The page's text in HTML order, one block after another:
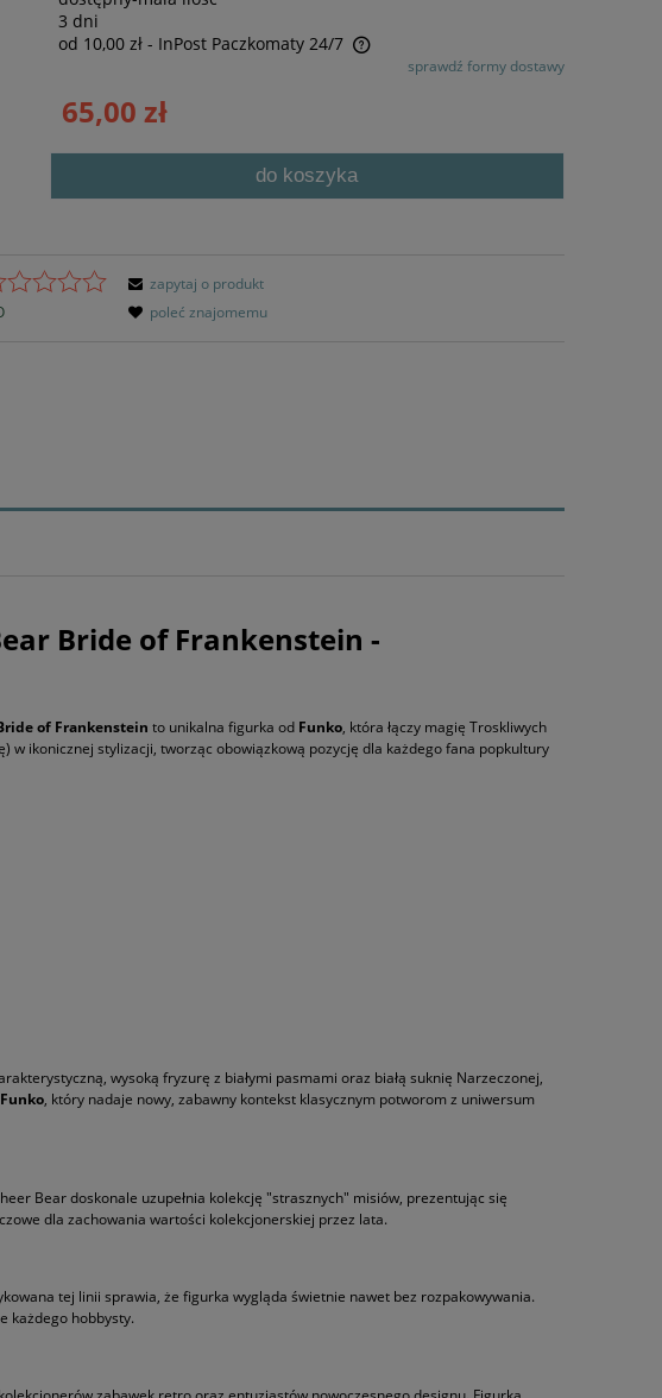
3 dni
od 10,00 zł - InPost Paczkomaty 24/7
Cena nie zawiera ewentualnych kosztów
płatności
sprawdź formy dostawy
65,00 zł
do koszyka
zapytaj o produkt
poleć znajomemu
Bride of Frankenstein -
of Frankenstein to unikalna figurka od Funko, która łączy magię Troskliwych
ikonicznej stylizacji, tworząc obowiązkową pozycję dla każdego fana popkultury
wysoką fryzurę z białymi pasmami oraz białą suknię Narzeczonej,
Funko, który nadaje nowy, zabawny kontekst klasycznym potworom z uniwersum
Bear doskonale uzupełnia kolekcję "strasznych" misiów, prezentując się
dla zachowania wartości kolekcjonerskiej przez lata.
tej linii sprawia, że figurka wygląda świetnie nawet bez rozpakowywania.
każdego hobbysty.